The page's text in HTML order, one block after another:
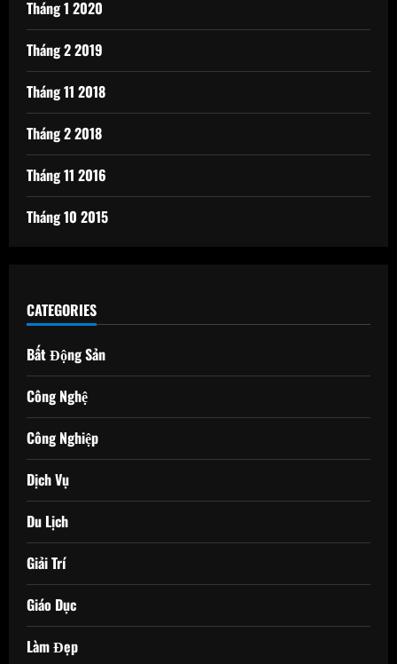
Tháng 1 2020
Tháng 2 2019
Tháng 11 2018
Tháng 2 2018
Tháng 11 2016
Tháng 10 2015
CATEGORIES
Bất Động Sản
Công Nghệ
Công Nghiệp
Dịch Vụ
Du Lịch
Giải Trí
Giáo Dục
Làm Đẹp